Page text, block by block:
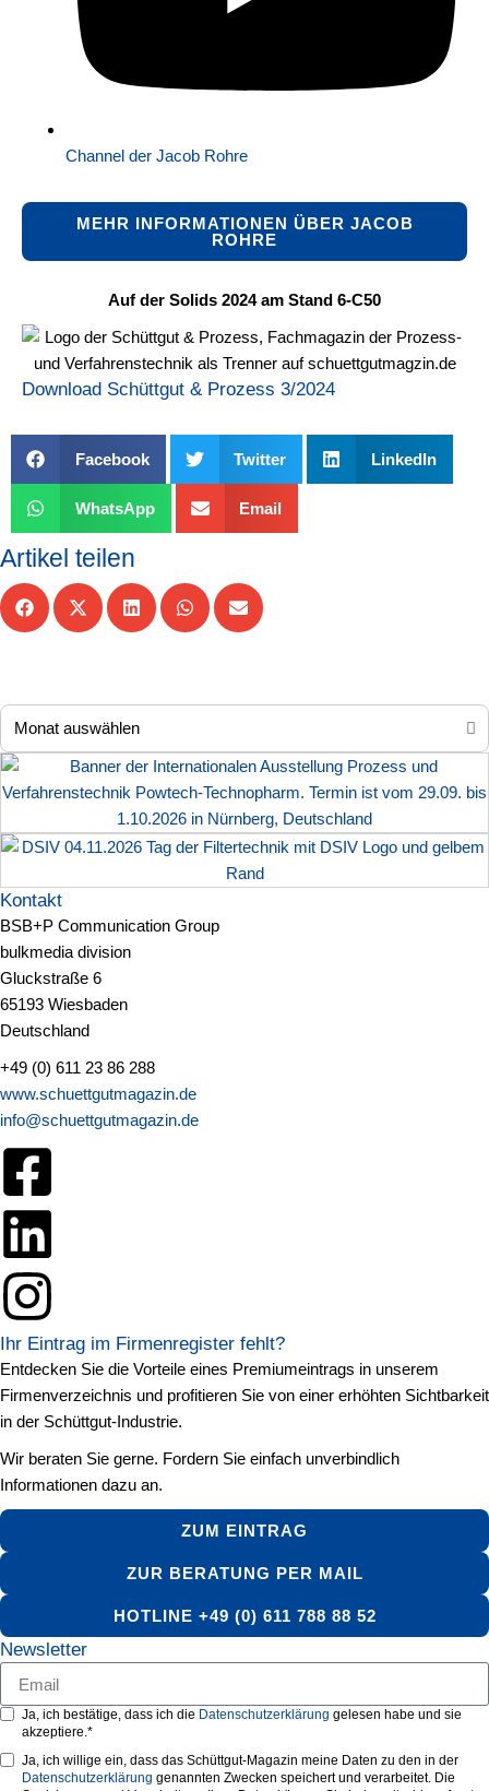
Channel der Jacob Rohre
MEHR INFORMATIONEN ÜBER JACOB
ROHRE
Auf der Solids 2024 am Stand 6-C50
Download Schüttgut & Prozess 3/2024
Facebook Twitter LinkedIn
WhatsApp Email
Artikel teilen
Kontakt
BSB+P Communication Group
bulkmedia division
Gluckstraße 6
65193 Wiesbaden
Deutschland
+49 (0) 611 23 86 288
www.schuettgutmagazin.de
info@schuettgutmagazin.de
Ihr Eintrag im Firmenregister fehlt?
Entdecken Sie die Vorteile eines Premiumeintrags in unserem
Firmenverzeichnis und profitieren Sie von einer erhöhten Sichtbarkeit
in der Schüttgut-Industrie.
Wir beraten Sie gerne. Fordern Sie einfach unverbindlich
Informationen dazu an.
ZUM EINTRAG
ZUR BERATUNG PER MAIL
HOTLINE +49 (0) 611 788 88 52
Newsletter
Ja, ich bestätige, dass ich die Datenschutzerklärung gelesen habe und sie
akzeptiere.*
Ja, ich willige ein, dass das Schüttgut-Magazin meine Daten zu den in der
Datenschutzerklärung genannten Zwecken speichert und verarbeitet. Die